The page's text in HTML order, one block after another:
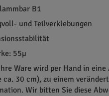
B1
und Teilverklebungen
55µ
Ware wird per Hand in
ca. 30 cm), zu einem
Wir bitten Sie diese